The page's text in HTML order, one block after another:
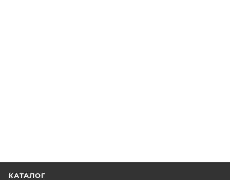
КАТАЛОГ